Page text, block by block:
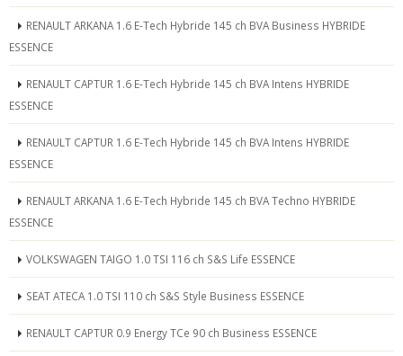
RENAULT ARKANA 1.6 E-Tech Hybride 145 ch BVA Business HYBRIDE
ESSENCE
RENAULT CAPTUR 1.6 E-Tech Hybride 145 ch BVA Intens HYBRIDE
ESSENCE
RENAULT CAPTUR 1.6 E-Tech Hybride 145 ch BVA Intens HYBRIDE
ESSENCE
RENAULT ARKANA 1.6 E-Tech Hybride 145 ch BVA Techno HYBRIDE
ESSENCE
VOLKSWAGEN TAIGO 1.0 TSI 116 ch S&S Life ESSENCE
SEAT ATECA 1.0 TSI 110 ch S&S Style Business ESSENCE
RENAULT CAPTUR 0.9 Energy TCe 90 ch Business ESSENCE